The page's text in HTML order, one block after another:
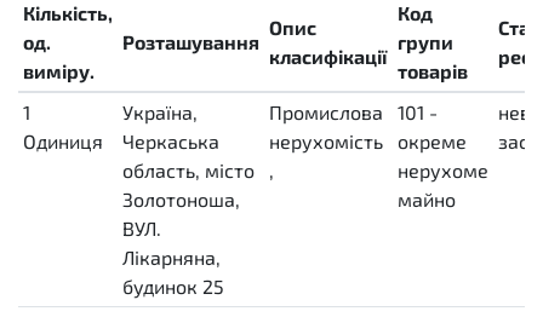
Кількість,
од.
виміру.
Розташування
Опис
класифікації
Код
групи
товарів
1
Одиниця
Україна,
Черкаська
область, місто
Золотоноша,
ВУЛ.
Лікарняна,
будинок 25
Промислова
нерухомість
,
101 -
окреме
нерухоме
майно